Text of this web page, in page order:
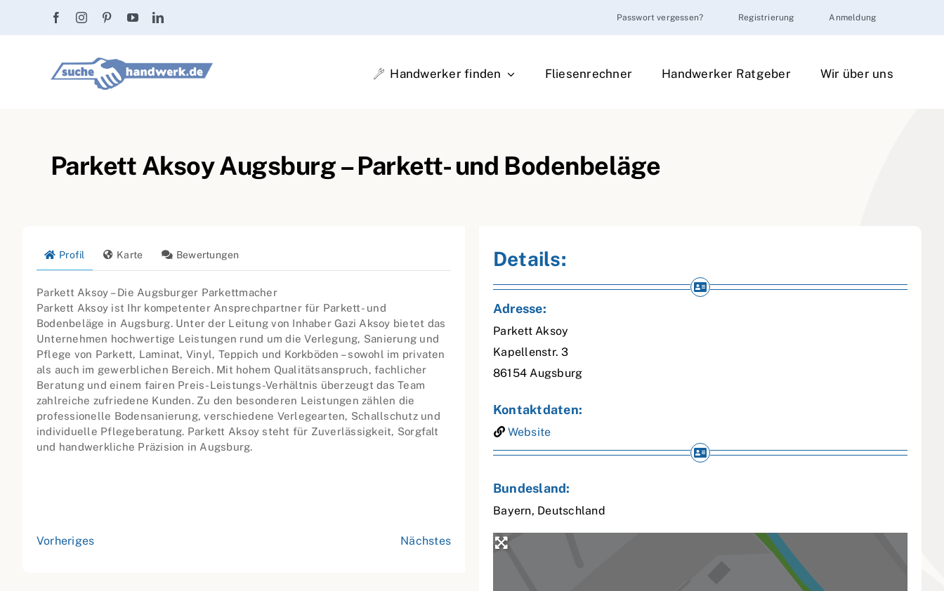
Passwort vergessen? Registrierung Anmeldung
Handwerker finden Fliesenrechner Handwerker Ratgeber Wir über uns
Parkett Aksoy Augsburg – Parkett- und Bodenbeläge
Profil Karte Bewertungen
Parkett Aksoy – Die Augsburger Parkettmacher
Parkett Aksoy ist Ihr kompetenter Ansprechpartner für Parkett- und
Bodenbeläge in Augsburg. Unter der Leitung von Inhaber Gazi Aksoy bietet das
Unternehmen hochwertige Leistungen rund um die Verlegung, Sanierung und
Pflege von Parkett, Laminat, Vinyl, Teppich und Korkböden – sowohl im privaten
als auch im gewerblichen Bereich. Mit hohem Qualitätsanspruch, fachlicher
Beratung und einem fairen Preis-Leistungs-Verhältnis überzeugt das Team
zahlreiche zufriedene Kunden. Zu den besonderen Leistungen zählen die
professionelle Bodensanierung, verschiedene Verlegearten, Schallschutz und
individuelle Pflegeberatung. Parkett Aksoy steht für Zuverlässigkeit, Sorgfalt
und handwerkliche Präzision in Augsburg.
Vorheriges Nächstes
Details:
Adresse:
Parkett Aksoy
Kapellenstr. 3
86154 Augsburg
Kontaktdaten:
Website
Bundesland:
Bayern, Deutschland